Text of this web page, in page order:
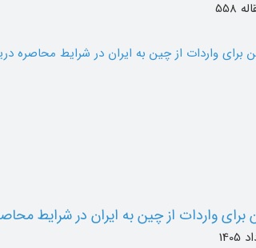
برای واردات از چین به ایران در شرایط